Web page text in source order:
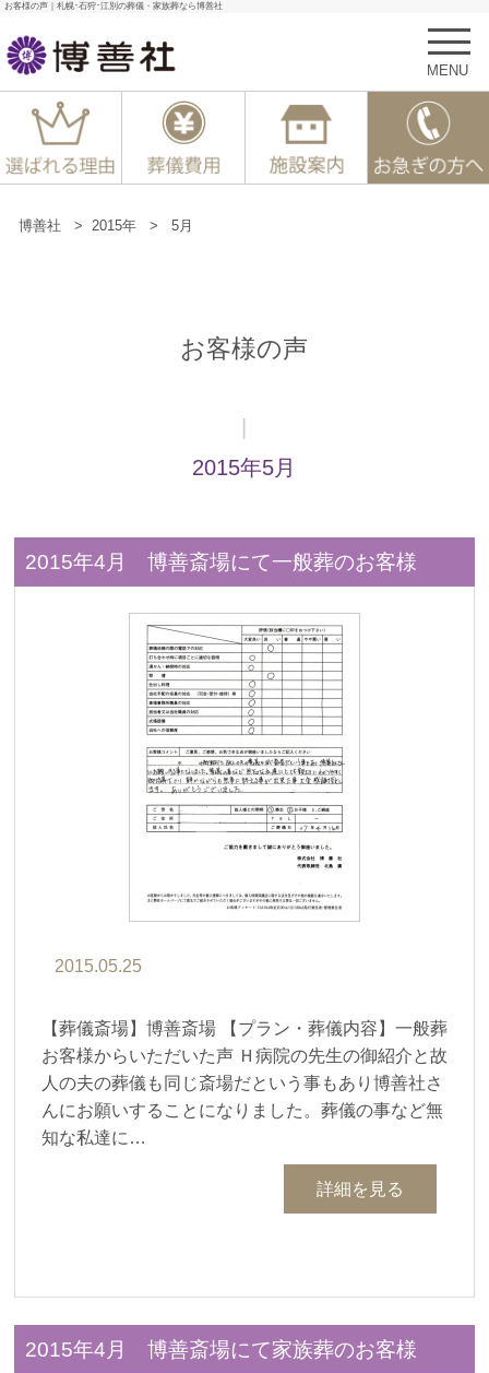
お客様の声｜札幌･石狩･江別の葬儀・家族葬なら博善社
MENU
博善社 > 2015年 > 5月
お客様の声
2015年5月
2015年4月 博善斎場にて一般葬のお客様
2015.05.25
【葬儀斎場】博善斎場 【プラン・葬儀内容】一般葬
お客様からいただいた声 Ｈ病院の先生の御紹介と故
人の夫の葬儀も同じ斎場だという事もあり博善社さ
んにお願いすることになりました。葬儀の事など無
知な私達に…
詳細を見る
2015年4月 博善斎場にて家族葬のお客様